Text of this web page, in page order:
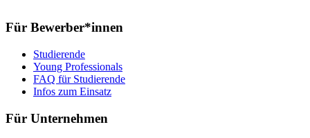
Für Bewerber*innen
Studierende
Young Professionals
FAQ für Studierende
Infos zum Einsatz
Für Unternehmen